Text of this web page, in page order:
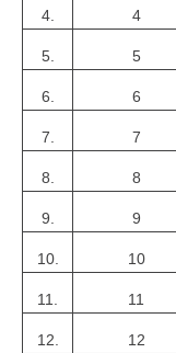
4. 4
5. 5
6. 6
7. 7
8. 8
9. 9
10. 10
11. 11
12. 12